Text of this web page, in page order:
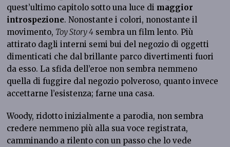
quest’ultimo capitolo sotto una luce di maggior
introspezione. Nonostante i colori, nonostante il
movimento, Toy Story 4 sembra un film lento. Più
attirato dagli interni semi bui del negozio di oggetti
dimenticati che dal brillante parco divertimenti fuori
da esso. La sfida dell’eroe non sembra nemmeno
quella di fuggire dal negozio polveroso, quanto invece
accettarne l’esistenza; farne una casa.
Woody, ridotto inizialmente a parodia, non sembra
credere nemmeno più alla sua voce registrata,
camminando a rilento con un passo che lo vede